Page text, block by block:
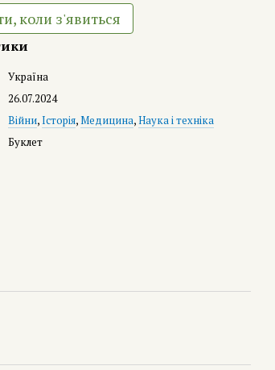
коли з'явиться
Україна
26.07.2024
Війни,Історія,Медицина,Наука і техніка
Буклет